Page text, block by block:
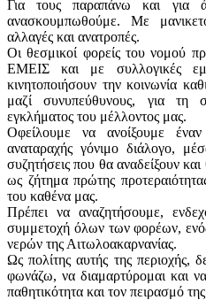
Για τους παραπάνω και για
ανασκουμπωθούμε. Με
αλλαγές και ανατροπές.
Οι θεσμικοί φορείς του νομού
ΕΜΕΙΣ και με συλλογικές
κινητοποιήσουν την κοινωνία
μαζί συνυπεύθυνους, για τη
εγκλήματος του μέλλοντος μας.
Οφείλουμε να ανοίξουμε
αναταραχής γόνιμο διάλογο,
συζητήσεις που θα αναδείξουν
ως ζήτημα πρώτης
του καθένα μας.
Πρέπει να αναζητήσουμε,
συμμετοχή όλων των φορέων,
νερών της Αιτωλοακαρνανίας.
Ως πολίτης αυτής της περιοχής,
φωνάζω, να διαμαρτύρομαι και
παθητικότητα και τον πειρασμό